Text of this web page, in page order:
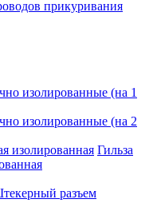
прикуривания
изолированные (на 1
изолированные (на 2
Гильза
разъем